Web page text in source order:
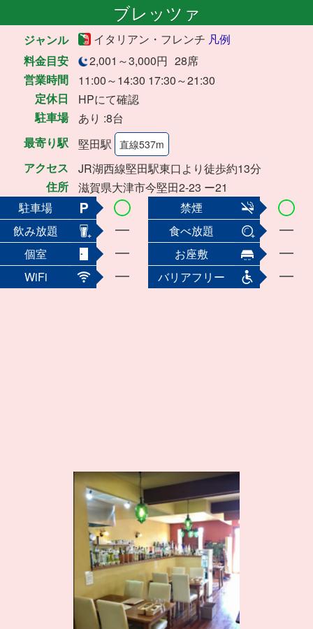
ブレッツァ
ジャンル イタリアン・フレンチ 凡例
料金目安
2,001～3,000円 28席
営業時間
11:00～14:30 17:30～21:30
定休日
HPにて確認
駐車場
あり :8台
最寄り駅
堅田駅 直線537m
アクセス
JR湖西線堅田駅東口より徒歩約13分
住所
滋賀県大津市今堅田2-23 ー21
駐車場
禁煙
飲み放題
食べ放題
個室
お座敷
WiFi
バリアフリー